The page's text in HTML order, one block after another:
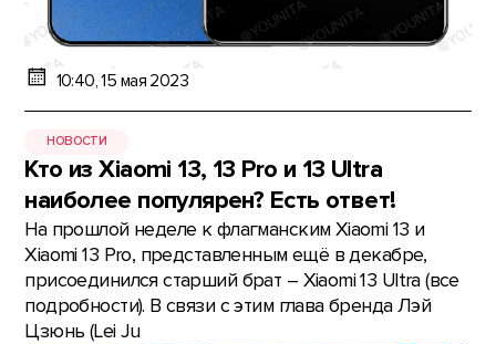
10:40, 15 мая 2023
НОВОСТИ
Кто из Xiaomi 13, 13 Pro и 13 Ultra
наиболее популярен? Есть ответ!
На прошлой неделе к флагманским Xiaomi 13 и
Xiaomi 13 Pro, представленным ещё в декабре,
присоединился старший брат – Xiaomi 13 Ultra (все
подробности). В связи с этим глава бренда Лэй
Цзюнь (Lei Ju